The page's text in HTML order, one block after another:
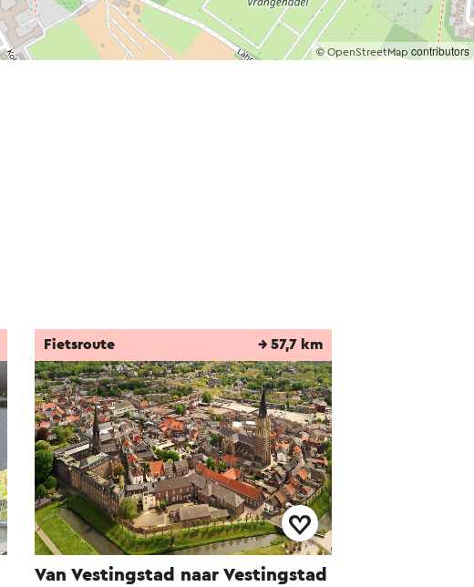
©OpenStreetMap contributors
Van Vestingstad naar Vestingstad
Fietsroute → 57,7 km